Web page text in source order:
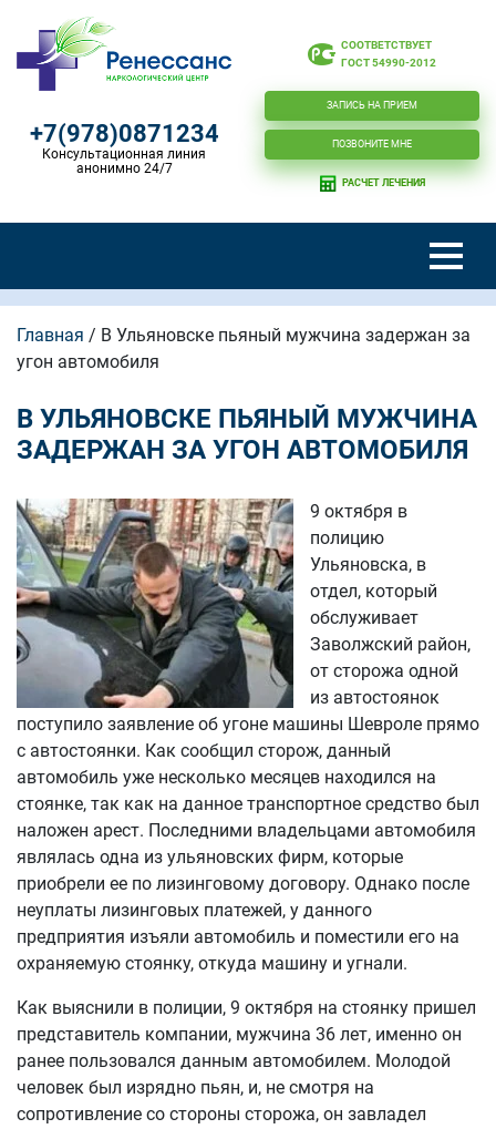
СООТВЕТСТВУЕТ
ГОСТ 54990-2012
+7(978)0871234
Консультационная линия
анонимно 24/7
ЗАПИСЬ НА ПРИЕМ
ПОЗВОНИТЕ МНЕ
РАСЧЕТ ЛЕЧЕНИЯ
Главная / В Ульяновске пьяный мужчина задержан за
угон автомобиля
В УЛЬЯНОВСКЕ ПЬЯНЫЙ МУЖЧИНА
ЗАДЕРЖАН ЗА УГОН АВТОМОБИЛЯ
9 октября в
полицию
Ульяновска, в
отдел, который
обслуживает
Заволжский район,
от сторожа одной
из автостоянок
поступило заявление об угоне машины Шевроле прямо
с автостоянки. Как сообщил сторож, данный
автомобиль уже несколько месяцев находился на
стоянке, так как на данное транспортное средство был
наложен арест. Последними владельцами автомобиля
являлась одна из ульяновских фирм, которые
приобрели ее по лизинговому договору. Однако после
неуплаты лизинговых платежей, у данного
предприятия изъяли автомобиль и поместили его на
охраняемую стоянку, откуда машину и угнали.
Как выяснили в полиции, 9 октября на стоянку пришел
представитель компании, мужчина 36 лет, именно он
ранее пользовался данным автомобилем. Молодой
человек был изрядно пьян, и, не смотря на
сопротивление со стороны сторожа, он завладел